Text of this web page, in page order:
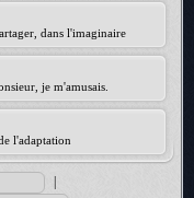
dans l'imaginaire
je m'amusais.
l'adaptation
|